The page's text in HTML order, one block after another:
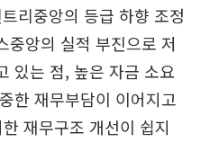
리중앙의 등급 하향 조정
중앙의 실적 부진으로 저
있는 점, 높은 자금 소요
한 재무부담이 이어지고
재무구조 개선이 쉽지